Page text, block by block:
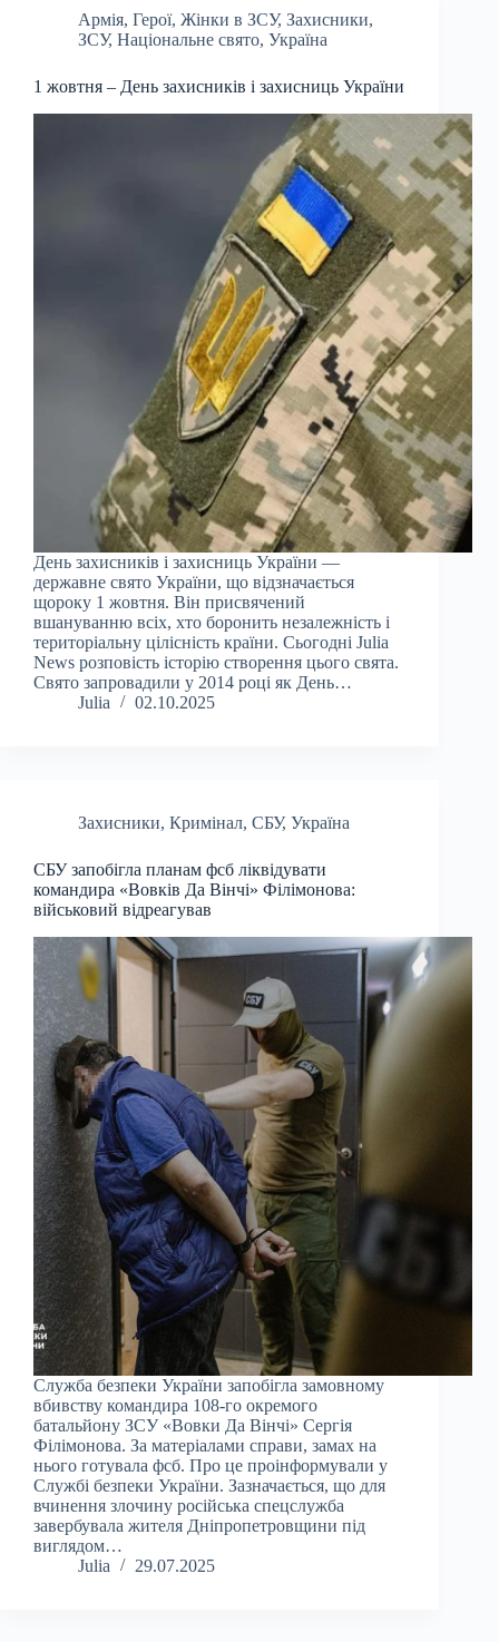
Армія, Герої, Жінки в ЗСУ, Захисники,
ЗСУ, Національне свято, Україна
1 жовтня – День захисників і захисниць України
День захисників і захисниць України —
державне свято України, що відзначається
щороку 1 жовтня. Він присвячений
вшануванню всіх, хто боронить незалежність і
територіальну цілісність країни. Сьогодні Julia
News розповість історію створення цього свята.
Свято запровадили у 2014 році як День…
Julia
02.10.2025
Захисники, Кримінал, СБУ, Україна
СБУ запобігла планам фсб ліквідувати
командира «Вовків Да Вінчі» Філімонова:
військовий відреагував
Служба безпеки України запобігла замовному
вбивству командира 108-го окремого
батальйону ЗСУ «Вовки Да Вінчі» Сергія
Філімонова. За матеріалами справи, замах на
нього готувала фсб. Про це проінформували у
Службі безпеки України. Зазначається, що для
вчинення злочину російська спецслужба
завербувала жителя Дніпропетровщини під
виглядом…
Julia
29.07.2025